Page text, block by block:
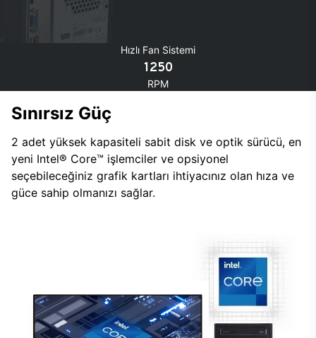
Hızlı Fan Sistemi
1250
RPM
Sınırsız Güç
2 adet yüksek kapasiteli sabit disk ve optik sürücü, en
yeni Intel® Core™ işlemciler ve opsiyonel
seçebileceğiniz grafik kartları ihtiyacınız olan hıza ve
güce sahip olmanızı sağlar.